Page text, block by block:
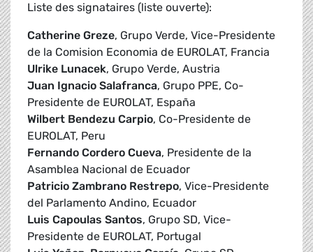
Liste des signataires (liste ouverte):
Catherine Greze, Grupo Verde, Vice-Presidente
de la Comision Economia de EUROLAT, Francia
Ulrike Lunacek, Grupo Verde, Austria
Juan Ignacio Salafranca, Grupo PPE, Co-
Presidente de EUROLAT, España
Wilbert Bendezu Carpio, Co-Presidente de
EUROLAT, Peru
Fernando Cordero Cueva, Presidente de la
Asamblea Nacional de Ecuador
Patricio Zambrano Restrepo, Vice-Presidente
del Parlamento Andino, Ecuador
Luis Capoulas Santos, Grupo SD, Vice-
Presidente de EUROLAT, Portugal